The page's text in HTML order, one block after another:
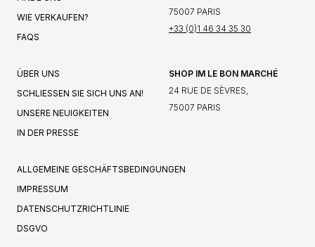
WIE VERKAUFEN?
FAQS
75007 PARIS
+33 (0)1 46 34 35 30
ÜBER UNS
SCHLIESSEN SIE SICH UNS AN!
UNSERE NEUIGKEITEN
IN DER PRESSE
SHOP IM LE BON MARCHÉ
24 RUE DE SÈVRES,
75007 PARIS
ALLGEMEINE GESCHÄFTSBEDINGUNGEN
IMPRESSUM
DATENSCHUTZRICHTLINIE
DSGVO